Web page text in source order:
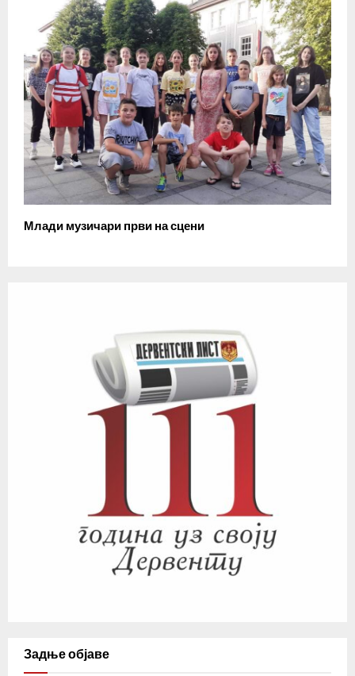
Млади музичари први на сцени
Задње објаве